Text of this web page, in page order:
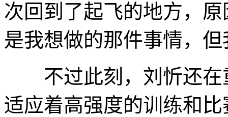
次回到了起飞的地方，
是我想做的那件事情，
不过此刻，刘忻还在
适应着高强度的训练和